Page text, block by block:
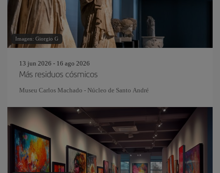
Imagen: Giorgio G
13 jun 2026 - 16 ago 2026
Más residuos cósmicos
Museu Carlos Machado - Núcleo de Santo André